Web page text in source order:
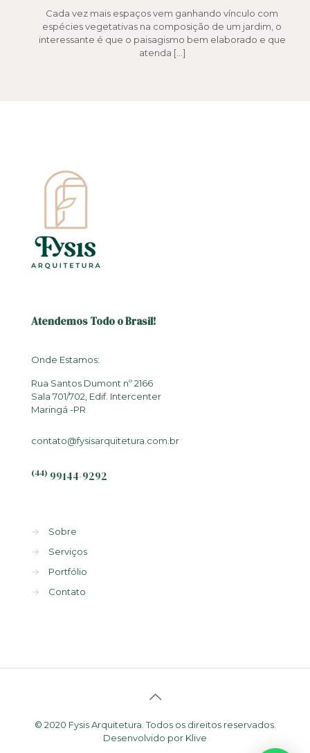
Cada vez mais espaços vem ganhando vínculo com
espécies vegetativas na composição de um jardim, o
interessante é que o paisagismo bem elaborado e que
atenda […]
Atendemos Todo o Brasil!
Onde Estamos:
Rua Santos Dumont nº 2166
Sala 701/702, Edif. Intercenter
Maringá -PR
contato@fysisarquitetura.com.br
(44) 99144-9292
→
Sobre
→
Serviços
→
Portfólio
→
Contato
© 2020 Fysis Arquitetura. Todos os direitos reservados.
Desenvolvido por Klive